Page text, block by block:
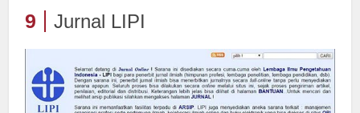
9 Jurnal LIPI